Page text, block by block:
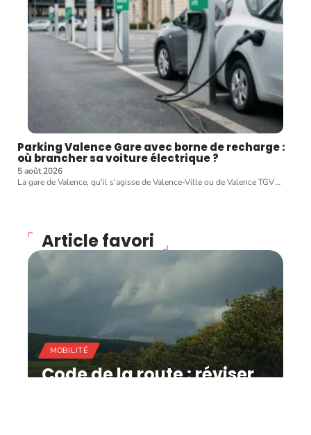
Parking Valence Gare avec borne de recharge :
où brancher sa voiture électrique ?
5 août 2026
La gare de Valence, qu'il s'agisse de Valence-Ville ou de Valence TGV…
Article favori
MOBILITÉ
Code de la route : réviser